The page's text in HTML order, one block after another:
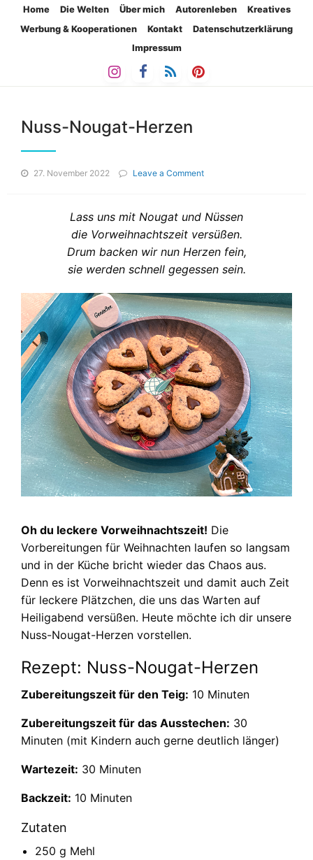
Home Die Welten Über mich Autorenleben
Kreatives
Werbung & Kooperationen
Kontakt
Datenschutzerklärung
Impressum
Nuss-Nougat-Herzen
27. November 2022 Leave a Commenton
Herzen
Lass uns mit Nougat und Nüssen
die Vorweihnachtszeit versüßen.
Drum backen wir nun Herzen fein,
sie werden schnell gegessen sein.
Oh du leckere Vorweihnachtszeit! Die
Vorbereitungen für Weihnachten laufen so langsam
und in der Küche bricht wieder das Chaos aus.
Denn es ist Vorweihnachtszeit und damit auch Zeit
für leckere Plätzchen, die uns das Warten auf
Heiligabend versüßen. Heute möchte ich dir unsere
Nuss-Nougat-Herzen vorstellen.
Rezept: Nuss-Nougat-Herzen
Zubereitungszeit für den Teig: 10 Minuten
Zubereitungszeit für das Ausstechen: 30
Minuten (mit Kindern auch gerne deutlich länger)
Wartezeit: 30 Minuten
Backzeit: 10 Minuten
Zutaten
250 g Mehl